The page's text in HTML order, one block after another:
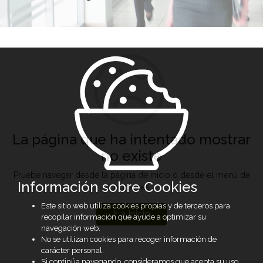
La página que ha intentado mostrar
no existe
Pruebe navegar desde la página de inicio o desde el menú de
opciones
Ir a Inicio
Información sobre Cookies
Este sitio web utiliza cookies propias y de terceros para
recopilar información que ayude a optimizar su
navegación web.
No se utilizan cookies para recoger información de
carácter personal.